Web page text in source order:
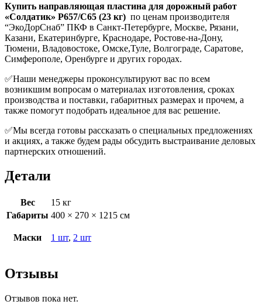
Купить направляющая пластина для дорожный работ
«Солдатик» Р657/С65 (23 кг) по ценам производителя
“ЭкоДорСнаб” ПКФ в Санкт-Петербурге, Москве, Рязани,
Казани, Екатеринбурге, Краснодаре, Ростове-на-Дону,
Тюмени, Владовостоке, Омске,Туле, Волгограде, Саратове,
Симферополе, Оренбурге и других городах.
✅Наши менеджеры проконсультируют вас по всем
возникшим вопросам о материалах изготовления, сроках
производства и поставки, габаритных размерах и прочем, а
также помогут подобрать идеальное для вас решение.
✅Мы всегда готовы рассказать о специальных предложениях
и акциях, а также будем рады обсудить выстраивание деловых
партнерских отношений.
Детали
Вес
15 кг
Габариты 400 × 270 × 1215 см
Маски 1 шт, 2 шт
Отзывы
Отзывов пока нет.